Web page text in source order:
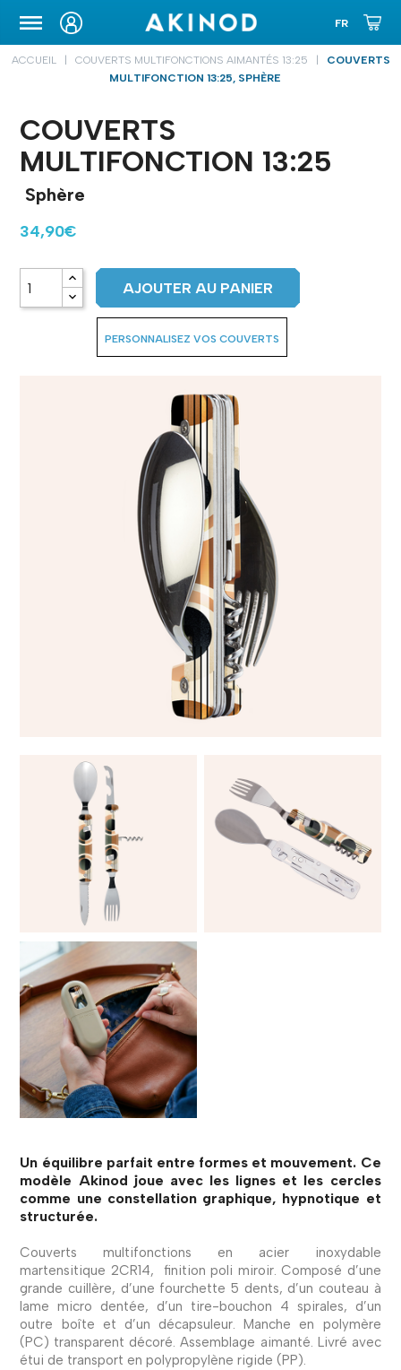
ETUIS DE TRANSPORT
ACCUEIL COUVERTS MULTIFONCTIONS AIMANTÉS 13:25
COUVERTS
MULTIFONCTION 13:25, SPHÈRE
COUVERTS
MULTIFONCTION 13:25
Sphère
34,90€
AJOUTER AU PANIER
PERSONNALISEZ VOS COUVERTS
Un équilibre parfait entre formes et mouvement. Ce
modèle Akinod joue avec les lignes et les cercles
comme une constellation graphique, hypnotique et
structurée.
Couverts multifonctions en acier inoxydable
martensitique 2CR14, finition poli miroir. Composé d’une
grande cuillère, d’une fourchette 5 dents, d’un couteau à
lame micro dentée, d’un tire-bouchon 4 spirales, d’un
outre boîte et d’un décapsuleur. Manche en polymère
(PC) transparent décoré. Assemblage aimanté. Livré avec
étui de transport en polypropylène rigide (PP).